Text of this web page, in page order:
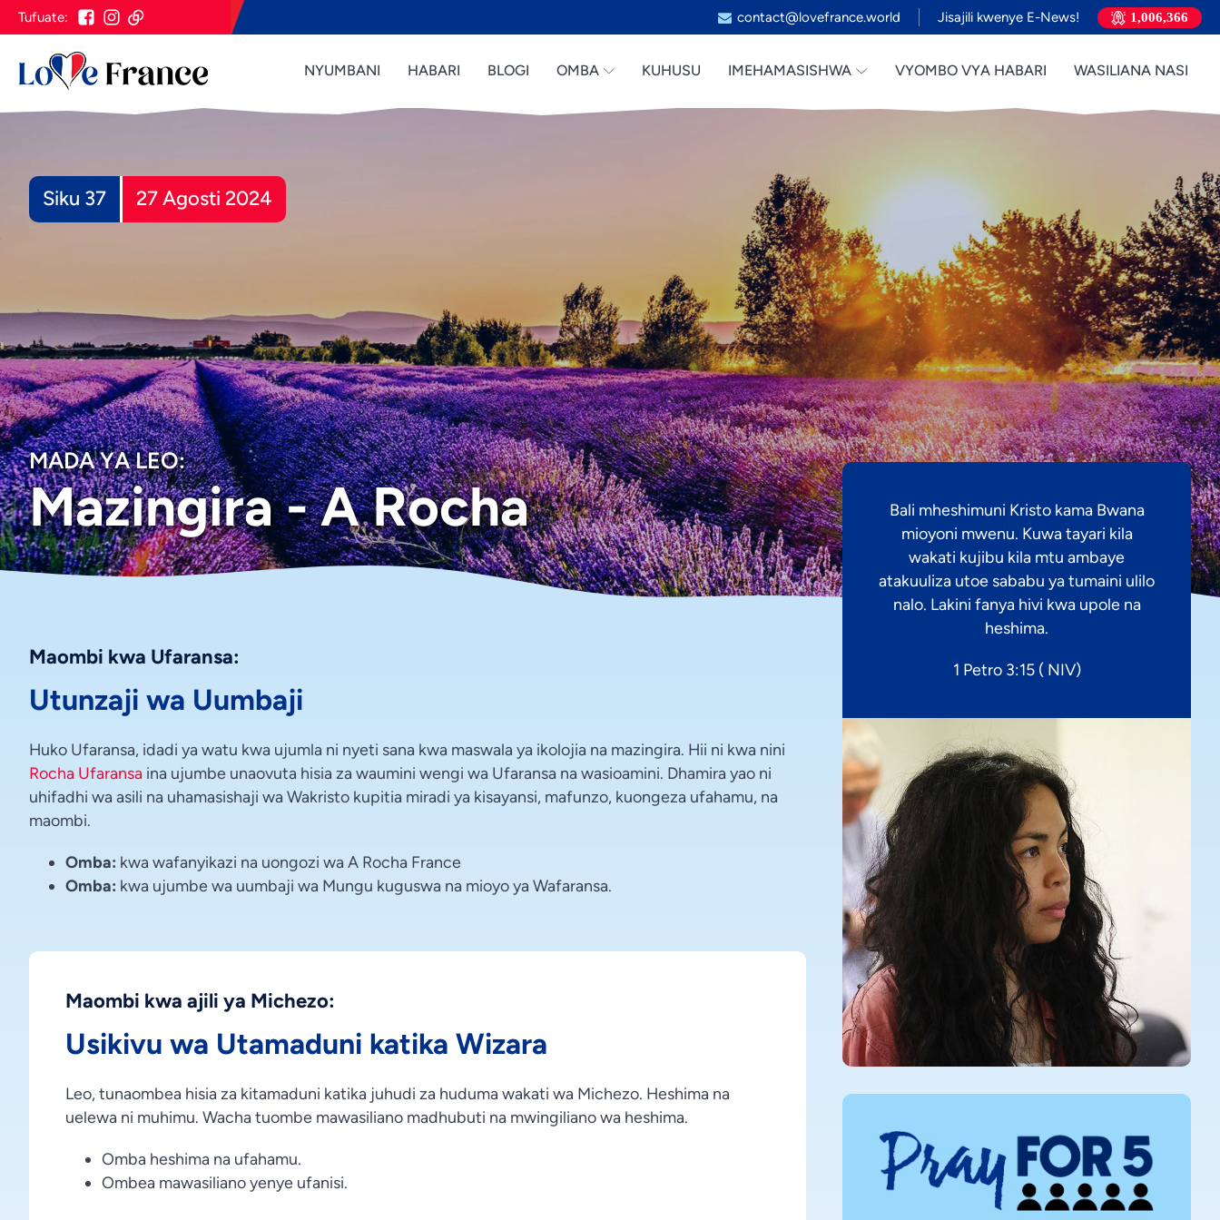
Tufuate: contact@lovefrance.world Jisajili kwenye E-News! 1,006,366
NYUMBANI HABARI BLOGI OMBA KUHUSU IMEHAMASISHWA VYOMBO VYA HABARI WASILIANA NASI
Siku 37 27 Agosti 2024
MADA YA LEO:
Mazingira - A Rocha
Maombi kwa Ufaransa:
Utunzaji wa Uumbaji
Huko Ufaransa, idadi ya watu kwa ujumla ni nyeti sana kwa maswala ya ikolojia na mazingira. Hii ni kwa nini
Rocha Ufaransa ina ujumbe unaovuta hisia za waumini wengi wa Ufaransa na wasioamini. Dhamira yao ni
uhifadhi wa asili na uhamasishaji wa Wakristo kupitia miradi ya kisayansi, mafunzo, kuongeza ufahamu, na
maombi.
Omba: kwa wafanyikazi na uongozi wa A Rocha France
Omba: kwa ujumbe wa uumbaji wa Mungu kuguswa na mioyo ya Wafaransa.
Maombi kwa ajili ya Michezo:
Usikivu wa Utamaduni katika Wizara
Leo, tunaombea hisia za kitamaduni katika juhudi za huduma wakati wa Michezo. Heshima na
uelewa ni muhimu. Wacha tuombe mawasiliano madhubuti na mwingiliano wa heshima.
Omba heshima na ufahamu.
Ombea mawasiliano yenye ufanisi.
Bali mheshimuni Kristo kama Bwana
mioyoni mwenu. Kuwa tayari kila
wakati kujibu kila mtu ambaye
atakuuliza utoe sababu ya tumaini ulilo
nalo. Lakini fanya hivi kwa upole na
heshima.
1 Petro 3:15 ( NIV)